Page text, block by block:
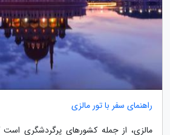
راهنمای سفر با تور مالزی
مالزی، از جمله کشورهای پرگردشگری